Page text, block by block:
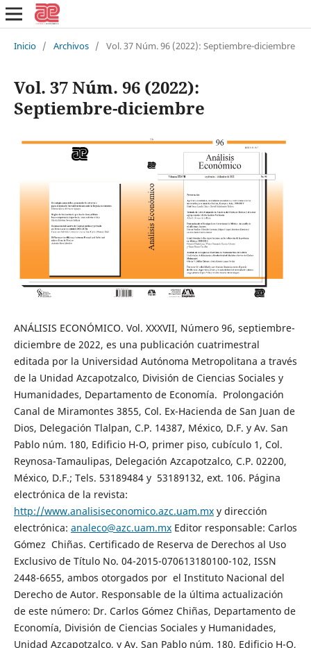
Inicio / Archivos / Vol. 37 Núm. 96 (2022): Septiembre-diciembre
Vol. 37 Núm. 96 (2022):
Septiembre-diciembre
ANÁLISIS ECONÓMICO. Vol. XXXVII, Número 96, septiembre-
diciembre de 2022, es una publicación cuatrimestral
editada por la Universidad Autónoma Metropolitana a través
de la Unidad Azcapotzalco, División de Ciencias Sociales y
Humanidades, Departamento de Economía. Prolongación
Canal de Miramontes 3855, Col. Ex-Hacienda de San Juan de
Dios, Delegación Tlalpan, C.P. 14387, México, D.F. y Av. San
Pablo núm. 180, Edificio H-O, primer piso, cubículo 1, Col.
Reynosa-Tamaulipas, Delegación Azcapotzalco, C.P. 02200,
México, D.F.; Tels. 53189484 y 53189132, ext. 106. Página
electrónica de la revista:
http://www.analisiseconomico.azc.uam.mxy dirección
electrónica: analeco@azc.uam.mxEditor responsable: Carlos
Gómez Chiñas. Certificado de Reserva de Derechos al Uso
Exclusivo de Título No. 04-2015-070613180100-102, ISSN
2448-6655, ambos otorgados por el Instituto Nacional del
Derecho de Autor. Responsable de la última actualización
de este número: Dr. Carlos Gómez Chiñas, Departamento de
Economía, División de Ciencias Sociales y Humanidades,
Unidad Azcapotzalco, y Av. San Pablo núm. 180, Edificio H-O,